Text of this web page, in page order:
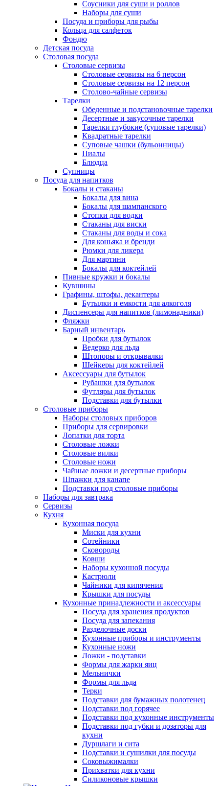
Соусники для суши и роллов
Наборы для суши
Посуда и приборы для рыбы
Кольца для салфеток
Фондю
Детская посуда
Столовая посуда
Столовые сервизы
Столовые сервизы на 6 персон
Столовые сервизы на 12 персон
Столово-чайные сервизы
Тарелки
Обеденные и подстановочные тарелки
Десертные и закусочные тарелки
Тарелки глубокие (суповые тарелки)
Квадратные тарелки
Суповые чашки (бульонницы)
Пиалы
Блюдца
Супницы
Посуда для напитков
Бокалы и стаканы
Бокалы для вина
Бокалы для шампанского
Стопки для водки
Стаканы для виски
Стаканы для воды и сока
Для коньяка и бренди
Рюмки для ликера
Для мартини
Бокалы для коктейлей
Пивные кружки и бокалы
Кувшины
Графины, штофы, декантеры
Бутылки и емкости для алкоголя
Диспенсеры для напитков (лимонадники)
Фляжки
Барный инвентарь
Пробки для бутылок
Ведерко для льда
Штопоры и открывалки
Шейкеры для коктейлей
Аксессуары для бутылок
Рубашки для бутылок
Футляры для бутылок
Подставки для бутылки
Столовые приборы
Наборы столовых приборов
Приборы для сервировки
Лопатки для торта
Столовые ложки
Столовые вилки
Столовые ножи
Чайные ложки и десертные приборы
Шпажки для канапе
Подставки под столовые приборы
Наборы для завтрака
Сервизы
Кухня
Кухонная посуда
Миски для кухни
Сотейники
Сковороды
Ковши
Наборы кухонной посуды
Кастрюли
Чайники для кипячения
Крышки для посуды
Кухонные принадлежности и аксессуары
Посуда для хранения продуктов
Посуда для запекания
Разделочные доски
Кухонные приборы и инструменты
Кухонные ножи
Ложки - подставки
Формы для жарки яиц
Мельнички
Формы для льда
Терки
Подставки для бумажных полотенец
Подставки под горячее
Подставки под кухонные инструменты
Подставки под губки и дозаторы для
кухни
Дуршлаги и сита
Подставки и сушилки для посуды
Соковыжималки
Прихватки для кухни
Силиконовые крышки